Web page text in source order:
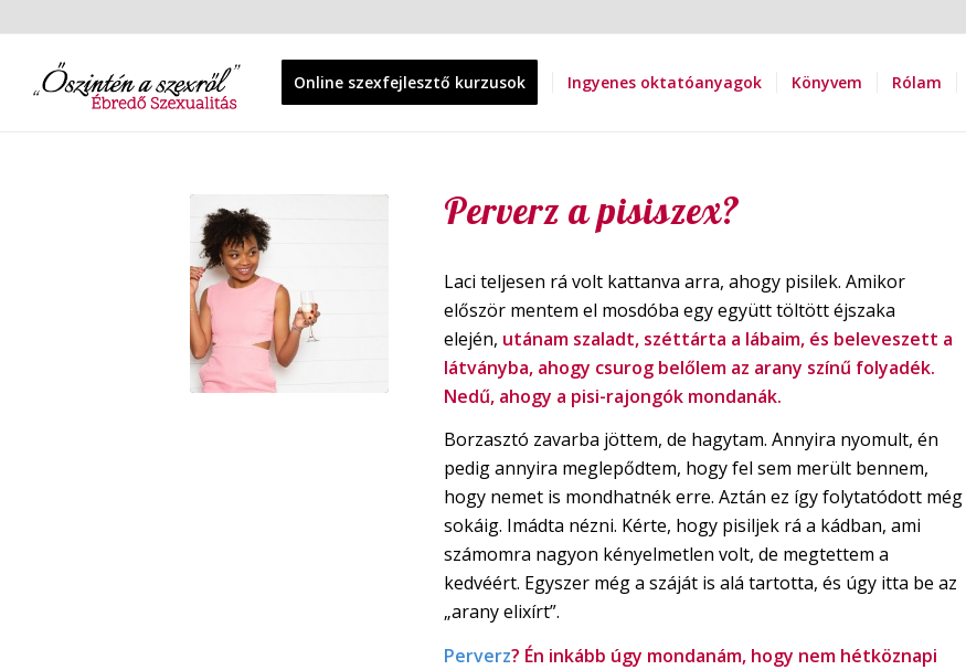
Online szexfejlesztő kurzusok Ingyenes oktatóanyagok Könyvem Rólam
Perverz a pisiszex?
Laci teljesen rá volt kattanva arra, ahogy pisilek. Amikor
először mentem el mosdóba egy együtt töltött éjszaka
elején, utánam szaladt, széttárta a lábaim, és beleveszett a
látványba, ahogy csurog belőlem az arany színű folyadék.
Nedű, ahogy a pisi-rajongók mondanák.
Borzasztó zavarba jöttem, de hagytam. Annyira nyomult, én
pedig annyira meglepődtem, hogy fel sem merült bennem,
hogy nemet is mondhatnék erre. Aztán ez így folytatódott még
sokáig. Imádta nézni. Kérte, hogy pisiljek rá a kádban, ami
számomra nagyon kényelmetlen volt, de megtettem a
kedvéért. Egyszer még a száját is alá tartotta, és úgy itta be az
„arany elixírt”.
Perverz? Én inkább úgy mondanám, hogy nem hétköznapi